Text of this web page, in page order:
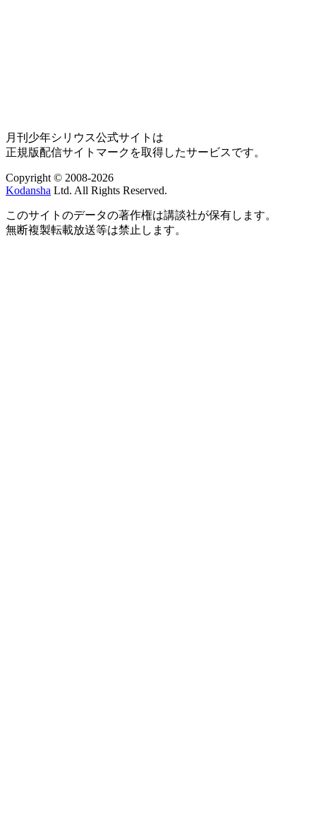
月刊少年シリウス公式サイトは
正規版配信サイトマークを取得したサービスです。
Copyright © 2008-2026
Kodansha Ltd. All Rights Reserved.
このサイトのデータの著作権は講談社が保有します。
無断複製転載放送等は禁止します。